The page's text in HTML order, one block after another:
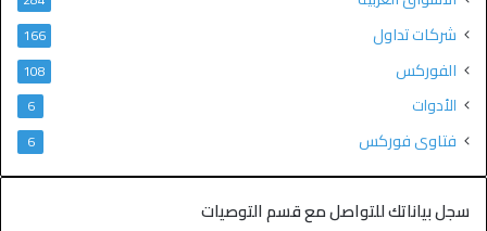
شركات تداول 166
الفوركس 108
الأدوات 6
فتاوى فوركس 6
سجل بياناتك للتواصل مع قسم التوصيات